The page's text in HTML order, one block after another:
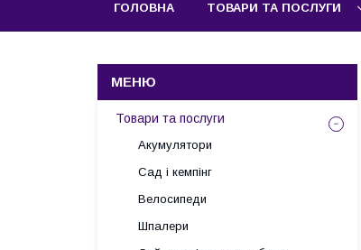
ГОЛОВНА ТОВАРИ ТА ПОСЛУГИ
Товари та послуги
Акумулятори
Сад і кемпінг
Велосипеди
Шпалери